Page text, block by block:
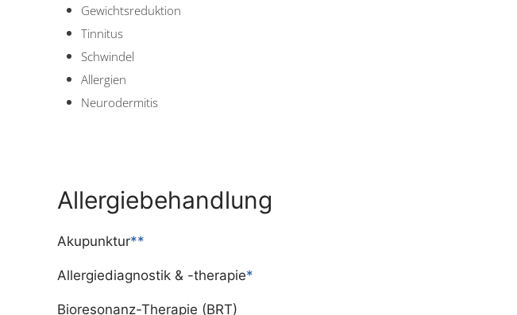
Gewichtsreduktion
Tinnitus
Schwindel
Allergien
Neurodermitis
Allergiebehandlung
Akupunktur**
Allergiediagnostik & -therapie*
Bioresonanz-Therapie (BRT)